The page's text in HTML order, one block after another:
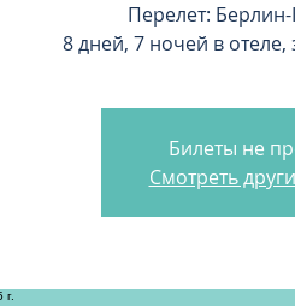
Перелет:
8 дней, 7 ночей в
Билеты не
Смотреть